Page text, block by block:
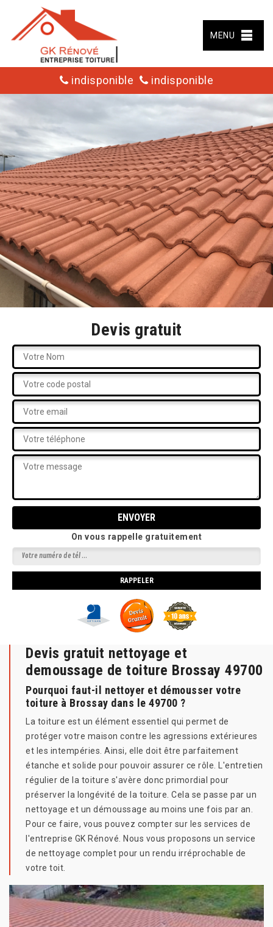
MENU
indisponible indisponible
Devis gratuit
On vous rappelle gratuitement
Devis gratuit nettoyage et
demoussage de toiture Brossay 49700
Pourquoi faut-il nettoyer et démousser votre
toiture à Brossay dans le 49700 ?
La toiture est un élément essentiel qui permet de
protéger votre maison contre les agressions extérieures
et les intempéries. Ainsi, elle doit être parfaitement
étanche et solide pour pouvoir assurer ce rôle. L'entretien
régulier de la toiture s'avère donc primordial pour
préserver la longévité de la toiture. Cela se passe par un
nettoyage et un démoussage au moins une fois par an.
Pour ce faire, vous pouvez compter sur les services de
l'entreprise GK Rénové. Nous vous proposons un service
de nettoyage complet pour un rendu irréprochable de
votre toit.